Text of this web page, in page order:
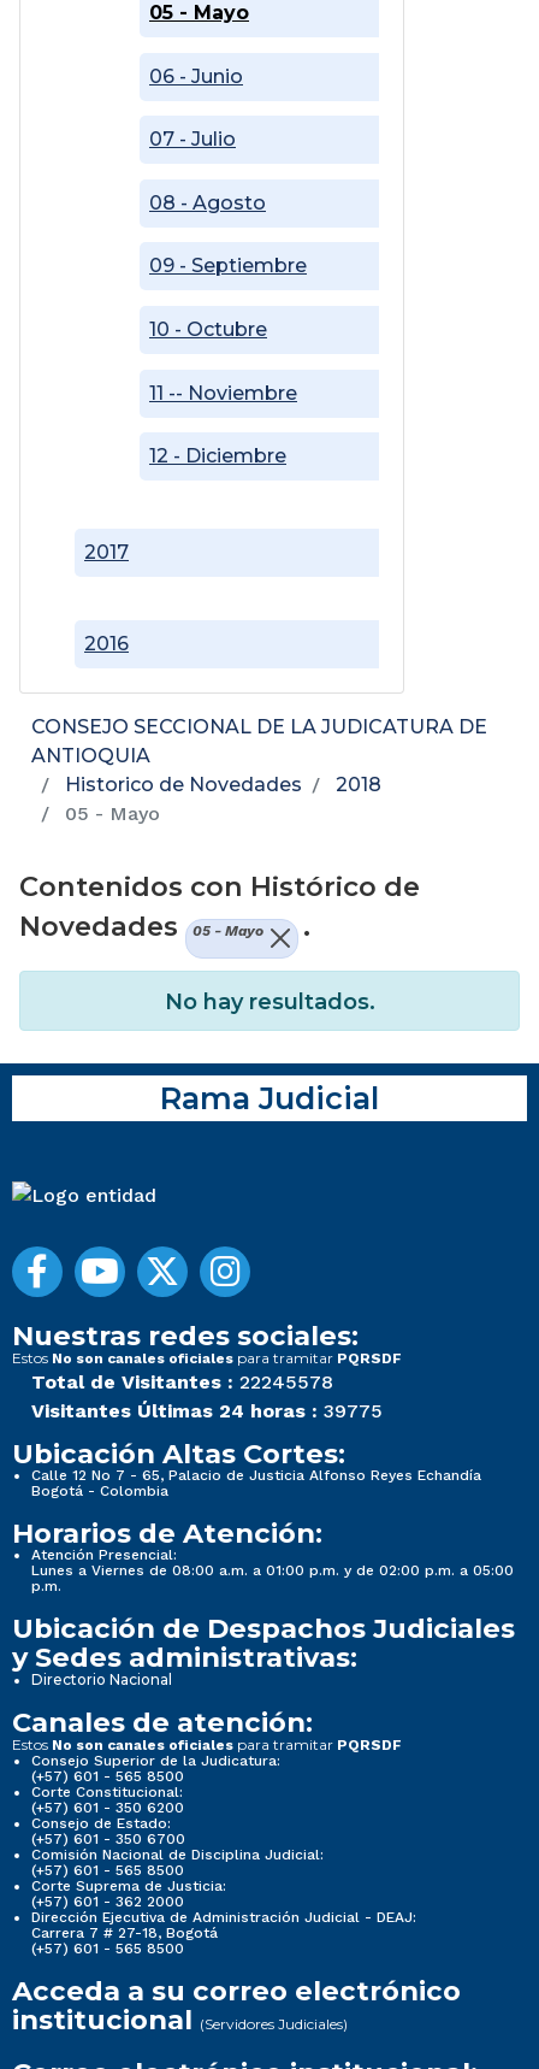
2016
2017
05 - Mayo
06 - Junio
07 - Julio
08 - Agosto
09 - Septiembre
10 - Octubre
11 -- Noviembre
12 - Diciembre
CONSEJO SECCIONAL DE LA JUDICATURA DE
ANTIOQUIA
Historico de Novedades
2018
05 - Mayo
Contenidos con Histórico de
Novedades
05 - Mayo .
No hay resultados.
Rama Judicial
Nuestras redes sociales:
Estos No son canales oficiales para tramitar PQRSDF
Total de Visitantes : 22245578
Visitantes Últimas 24 horas : 39775
Ubicación Altas Cortes:
Calle 12 No 7 - 65, Palacio de Justicia Alfonso Reyes Echandía
Bogotá - Colombia
Horarios de Atención:
Atención Presencial:
Lunes a Viernes de 08:00 a.m. a 01:00 p.m. y de 02:00 p.m. a 05:00
p.m.
Ubicación de Despachos Judiciales
y Sedes administrativas:
Directorio Nacional
Canales de atención:
Estos No son canales oficiales para tramitar PQRSDF
Consejo Superior de la Judicatura:
(+57) 601 - 565 8500
Corte Constitucional:
(+57) 601 - 350 6200
Consejo de Estado:
(+57) 601 - 350 6700
Comisión Nacional de Disciplina Judicial:
(+57) 601 - 565 8500
Corte Suprema de Justicia:
(+57) 601 - 362 2000
Dirección Ejecutiva de Administración Judicial - DEAJ:
Carrera 7 # 27-18, Bogotá
(+57) 601 - 565 8500
Acceda a su correo electrónico
institucional (Servidores Judiciales)